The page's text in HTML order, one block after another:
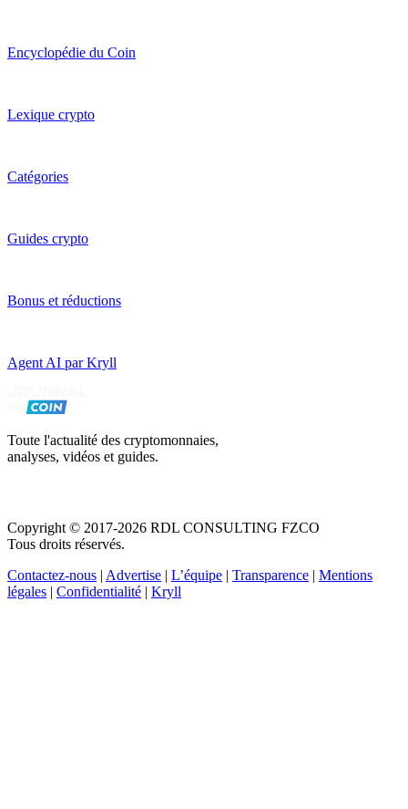
Encyclopédie du Coin
Lexique crypto
Catégories
Guides crypto
Bonus et réductions
Agent AI par Kryll
Toute l'actualité des cryptomonnaies,
analyses, vidéos et guides.
Copyright © 2017-2026 RDL CONSULTING FZCO
Tous droits réservés.
Contactez-nous | Advertise | L’équipe | Transparence | Mentions
légales | Confidentialité | Kryll